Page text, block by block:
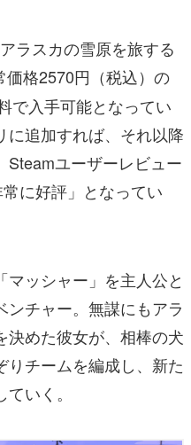
ラスカの雪原を旅する
価格2570円（税込）の
で入手可能となってい
に追加すれば、それ以降
Steamユーザーレビュー
に好評」となってい
ッシャー」を主人公と
チャー。無謀にもアラ
決めた彼女が、相棒の犬
りチームを編成し、新た
いく。